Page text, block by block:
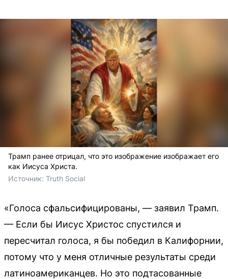
Трамп ранее отрицал, что это изображение изображает его
как Иисуса Христа.
Источник: Truth Social
«Голоса сфальсифицированы, — заявил Трамп.
— Если бы Иисус Христос спустился и
пересчитал голоса, я бы победил в Калифорнии,
потому что у меня отличные результаты среди
латиноамериканцев. Но это подтасованные